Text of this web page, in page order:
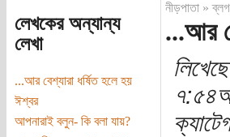
লেখকের অন্যান্য
লেখা
...আর বেশ্যারা ধর্ষিত হলে হয়
ঈশ্বর
আপনারাই বলুন- কি বলা যায়?
নীড়পাতা»ব্লগ
...আর